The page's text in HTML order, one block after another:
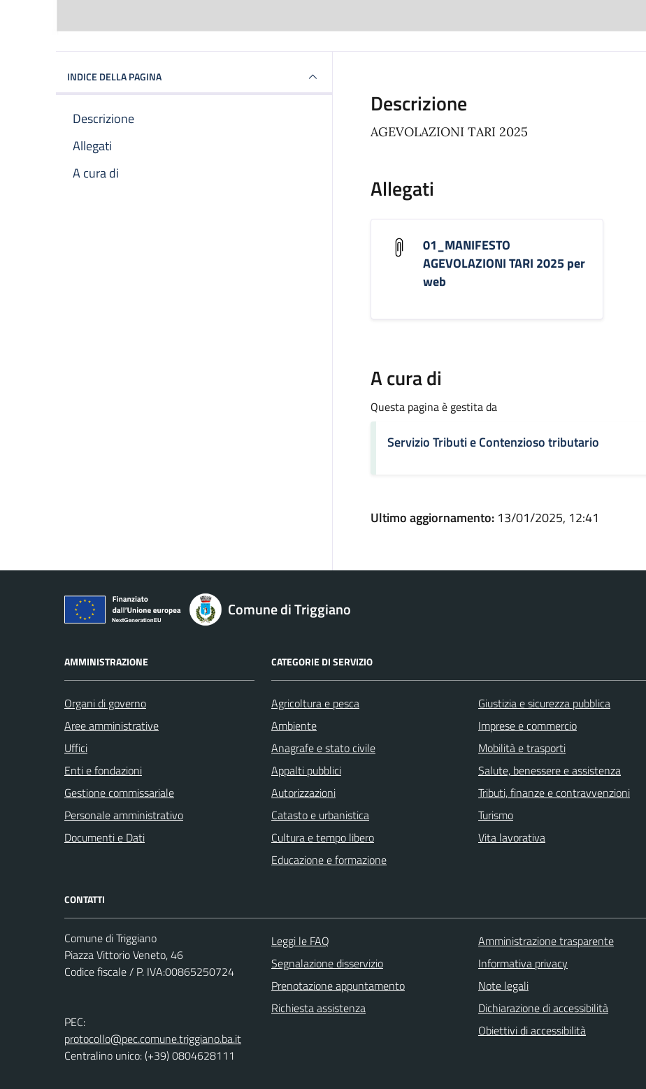
INDICE DELLA PAGINA
Descrizione
Allegati
A cura di
Descrizione
AGEVOLAZIONI TARI 2025
Allegati
01_MANIFESTO
AGEVOLAZIONI TARI 2025 per
web
A cura di
Questa pagina è gestita da
Servizio Tributi e Contenzioso tributario
Ultimo aggiornamento: 13/01/2025, 12:41
Comune di Triggiano
AMMINISTRAZIONE
Organi di governo
Aree amministrative
Uffici
Enti e fondazioni
Gestione commissariale
Personale amministrativo
Documenti e Dati
CATEGORIE DI SERVIZIO
Agricoltura e pesca
Ambiente
Anagrafe e stato civile
Appalti pubblici
Autorizzazioni
Catasto e urbanistica
Cultura e tempo libero
Educazione e formazione
Giustizia e sicurezza pubblica
Imprese e commercio
Mobilità e trasporti
Salute, benessere e assistenza
Tributi, finanze e contravvenzioni
Turismo
Vita lavorativa
CONTATTI
Comune di Triggiano
Piazza Vittorio Veneto, 46
Codice fiscale / P. IVA:00865250724
PEC:
protocollo@pec.comune.triggiano.ba.it
Centralino unico: (+39) 0804628111
Leggi le FAQ
Segnalazione disservizio
Prenotazione appuntamento
Richiesta assistenza
Amministrazione trasparente
Informativa privacy
Note legali
Dichiarazione di accessibilità
Obiettivi di accessibilità